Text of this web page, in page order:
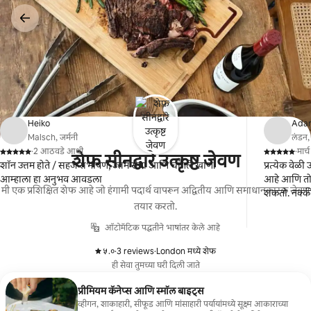
कंटेंटवर
जा
शेफ सीनद्वारे उत्कृष्ट जेवण
मी एक प्रशिक्षित शेफ आहे जो हंगामी पदार्थ वापरून अद्वितीय आणि समाधानकारक जेवण
तयार करतो.
ऑटोमॅटिक पद्धतीने भाषांतर केले आहे
५.०·3 reviews·London मध्ये शेफ
ही सेवा तुमच्या घरी दिली जाते
प्रीमियम कॅनेप्स आणि स्मॉल बाइट्स
व्हीगन, शाकाहारी, सीफूड आणि मांसाहारी पर्यायांमध्ये सूक्ष्म आकाराच्या
Heiko
Malsch, जर्मनी
,
·2 आठवडे आधी
शॉन उत्तम होते / सहज संभाषण, उत्तम सेवा आणि चांगले खाणे.
आम्हाला हा अनुभव आवडला
लंडन,
,
·
प्रत्येक वेळी
आहे आणि तो
शकतो.